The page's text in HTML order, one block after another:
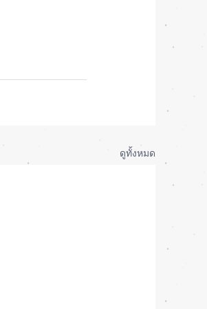
ดูทั้งหมด